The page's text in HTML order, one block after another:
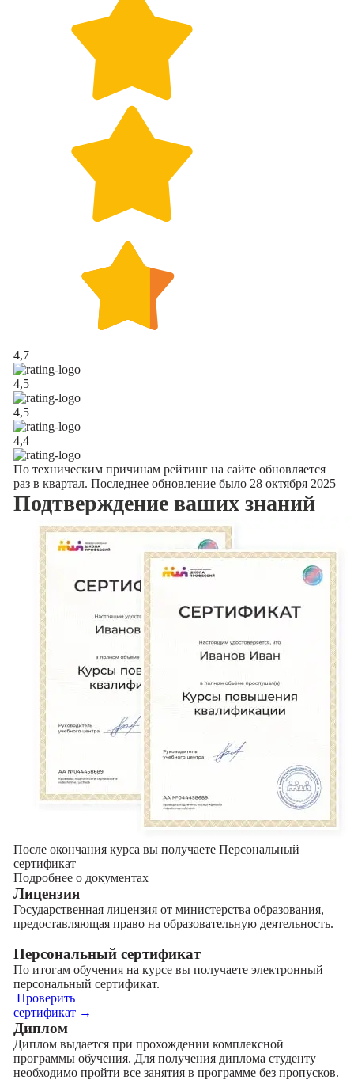
4,7
4,5
4,5
4,4
По техническим причинам рейтинг на сайте обновляется
раз в квартал. Последнее обновление было 28 октября 2025
Подтверждение ваших знаний
После окончания курса вы получаете Персональный
сертификат
Подробнее о документах
Лицензия
Государственная лицензия от министерства образования,
предоставляющая право на образовательную деятельность.
Персональный сертификат
По итогам обучения на курсе вы получаете электронный
персональный сертификат.
Проверить
сертификат →
Диплом
Диплом выдается при прохождении комплексной
программы обучения. Для получения диплома студенту
необходимо пройти все занятия в программе без пропусков.